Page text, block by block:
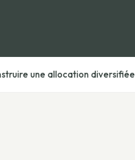
une allocation diversifiée